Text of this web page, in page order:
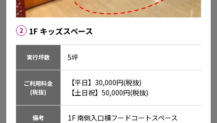
2 1F キッズスペース
実行坪数 5坪
ご利用料金
(税抜)
【平日】30,000円(税抜)
【土日祝】50,000円(税抜)
備考 1F 南側入口横フードコートスペース